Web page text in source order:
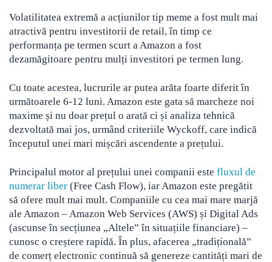
Volatilitatea extremă a acțiunilor tip meme a fost mult mai
atractivă pentru investitorii de retail, în timp ce
performanța pe termen scurt a Amazon a fost
dezamăgitoare pentru mulți investitori pe termen lung.
Cu toate acestea, lucrurile ar putea arăta foarte diferit în
următoarele 6-12 luni. Amazon este gata să marcheze noi
maxime și nu doar prețul o arată ci și analiza tehnică
dezvoltată mai jos, urmând criteriile Wyckoff, care indică
începutul unei mari mișcări ascendente a prețului.
Principalul motor al prețului unei companii este fluxul de
numerar liber (Free Cash Flow), iar Amazon este pregătit
să ofere mult mai mult. Companiile cu cea mai mare marjă
ale Amazon – Amazon Web Services (AWS) și Digital Ads
(ascunse în secțiunea „Altele” în situațiile financiare) –
cunosc o creștere rapidă. În plus, afacerea „tradițională”
de comerț electronic continuă să genereze cantități mari de